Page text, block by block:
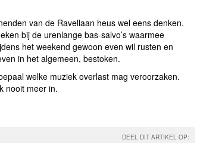
van de Ravellaan heus wel eens denken.
bij de urenlange bas-salvo’s waarmee
het weekend gewoon even wil rusten en
in het algemeen, bestoken.
welke muziek overlast mag veroorzaken.
nooit meer in.
DEEL DIT ARTIKEL OP: